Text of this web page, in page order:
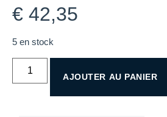
€ 42,35
5 en stock
AJOUTER AU PANIER